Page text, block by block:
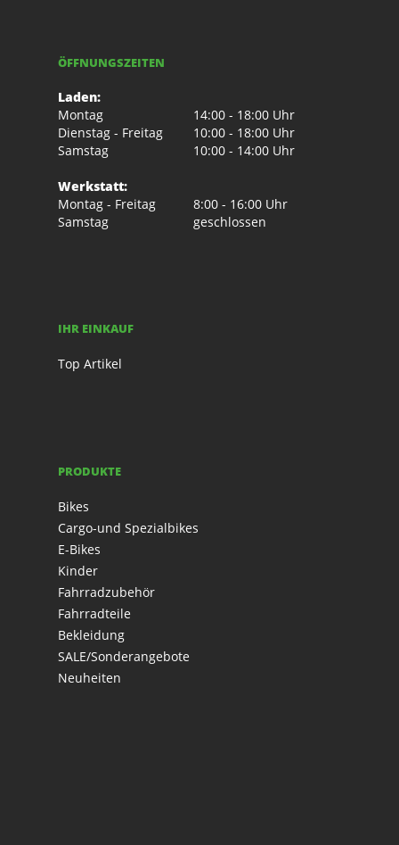
ÖFFNUNGSZEITEN
Laden:
Montag
14:00 - 18:00 Uhr
Dienstag - Freitag
10:00 - 18:00 Uhr
Samstag
10:00 - 14:00 Uhr
Werkstatt:
Montag - Freitag
8:00 - 16:00 Uhr
Samstag
geschlossen
IHR EINKAUF
Top Artikel
PRODUKTE
Bikes
Cargo-und Spezialbikes
E-Bikes
Kinder
Fahrradzubehör
Fahrradteile
Bekleidung
SALE/Sonderangebote
Neuheiten